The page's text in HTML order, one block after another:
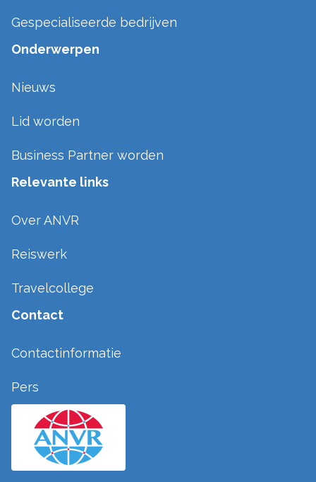
Gespecialiseerde bedrijven
Onderwerpen
Nieuws
Lid worden
Business Partner worden
Relevante links
Over ANVR
Reiswerk
Travelcollege
Contact
Contactinformatie
Pers